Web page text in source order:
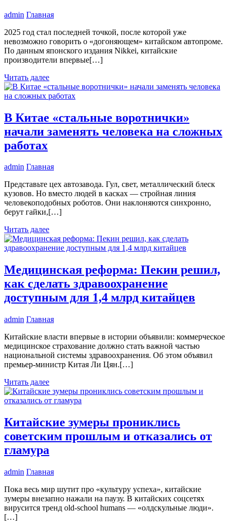
admin Главная
2025 год стал последней точкой, после которой уже
невозможно говорить о «догоняющем» китайском автопроме.
По данным японского издания Nikkei, китайские
производители впервые[…]
Читать далее
В Китае «стальные воротнички»
начали заменять человека на сложных
работах
admin Главная
Представьте цех автозавода. Гул, свет, металлический блеск
кузовов. Но вместо людей в касках — стройная линия
человекоподобных роботов. Они наклоняются синхронно,
берут гайки,[…]
Читать далее
Медицинская реформа: Пекин решил,
как сделать здравоохранение
доступным для 1,4 млрд китайцев
admin Главная
Китайские власти впервые в истории объявили: коммерческое
медицинское страхование должно стать важной частью
национальной системы здравоохранения. Об этом объявил
премьер-министр Китая Ли Цян.[…]
Читать далее
Китайские зумеры прониклись
советским прошлым и отказались от
гламура
admin Главная
Пока весь мир шутит про «культуру успеха», китайские
зумеры внезапно нажали на паузу. В китайских соцсетях
вирусится тренд old-school humans — «олдскульные люди».
[…]